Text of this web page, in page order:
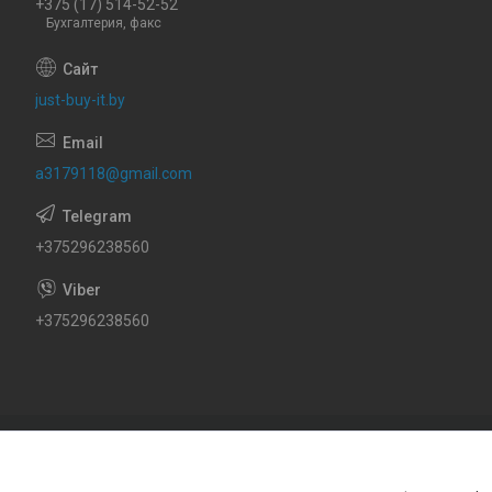
+375 (17) 514-52-52
Бухгалтерия, факс
just-buy-it.by
a3179118@gmail.com
+375296238560
+375296238560